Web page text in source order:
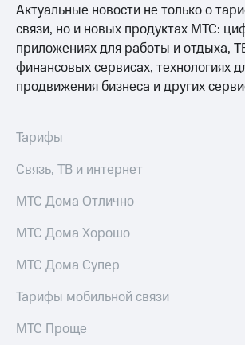
МТС
о технологиях
Достижения
Контакты
Пригласить
Корпоративное
секретарь
Актуальные новости не только о
связи, но и новых продуктах МТС:
приложениях для работы и отдыха,
финансовых сервисах, технологиях
продвижения бизнеса и других
Тарифы
Связь, ТВ и интернет
МТС Дома Отлично
МТС Дома Хорошо
МТС Дома Супер
Тарифы мобильной связи
МТС Проще